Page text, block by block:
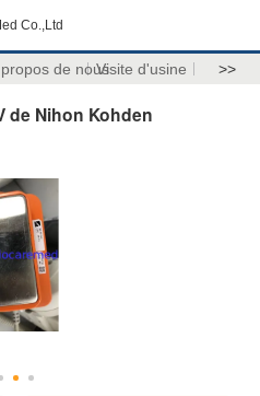
Co.,Ltd
de nousVisite d'usine >>
de Nihon Kohden